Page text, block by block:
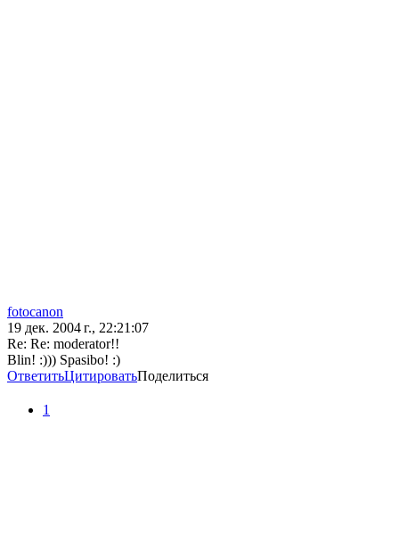
fotocanon
19 дек. 2004 г., 22:21:07
Re: Re: moderator!!
Blin! :))) Spasibo! :)
ОтветитьЦитироватьПоделиться
1